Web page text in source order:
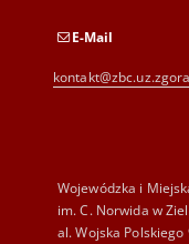
E-Mail
Wojewódzka i
im. C. Norwida w
al. Wojska Polskiego